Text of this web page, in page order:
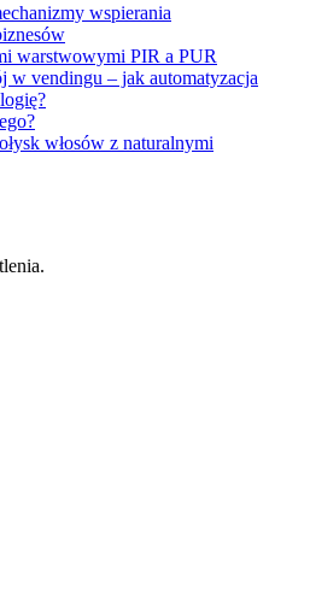
wspierania
warstwowymi PIR a PUR
w vendingu – jak automatyzacja
włosów z naturalnymi